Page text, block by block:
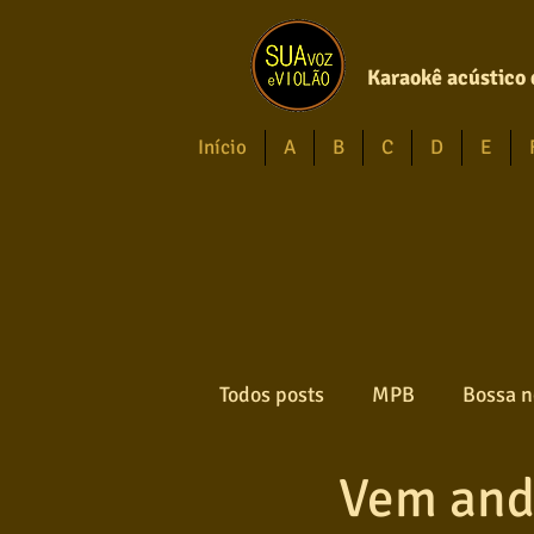
Karaokê acústico
Início A B C D E
Todos posts MPB Bossa
Gospel Axé
Vem